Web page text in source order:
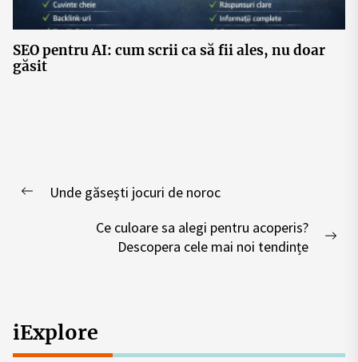
SEO pentru AI: cum scrii ca să fii ales, nu doar
găsit
navigation
PreviousUnde găseşti jocuri de noroc
Ce culoare sa alegi pentru acoperis?
Descopera cele mai noi tendințe
iExplore